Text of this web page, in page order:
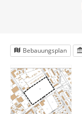
Bebauungsplan